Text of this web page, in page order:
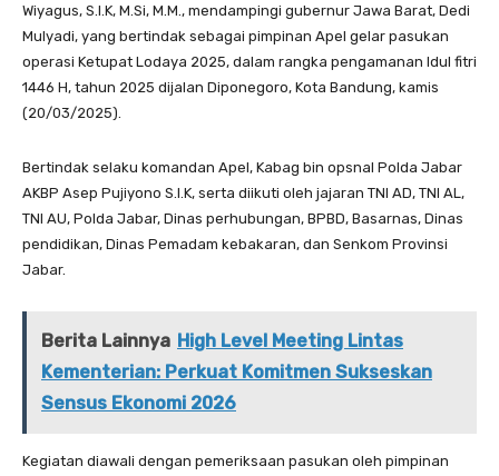
Wiyagus, S.I.K, M.Si, M.M., mendampingi gubernur Jawa Barat, Dedi
Mulyadi, yang bertindak sebagai pimpinan Apel gelar pasukan
operasi Ketupat Lodaya 2025, dalam rangka pengamanan Idul fitri
1446 H, tahun 2025 dijalan Diponegoro, Kota Bandung, kamis
(20/03/2025).
Bertindak selaku komandan Apel, Kabag bin opsnal Polda Jabar
AKBP Asep Pujiyono S.I.K, serta diikuti oleh jajaran TNI AD, TNI AL,
TNI AU, Polda Jabar, Dinas perhubungan, BPBD, Basarnas, Dinas
pendidikan, Dinas Pemadam kebakaran, dan Senkom Provinsi
Jabar.
Berita Lainnya High Level Meeting Lintas
Kementerian: Perkuat Komitmen Sukseskan
Sensus Ekonomi 2026
Kegiatan diawali dengan pemeriksaan pasukan oleh pimpinan